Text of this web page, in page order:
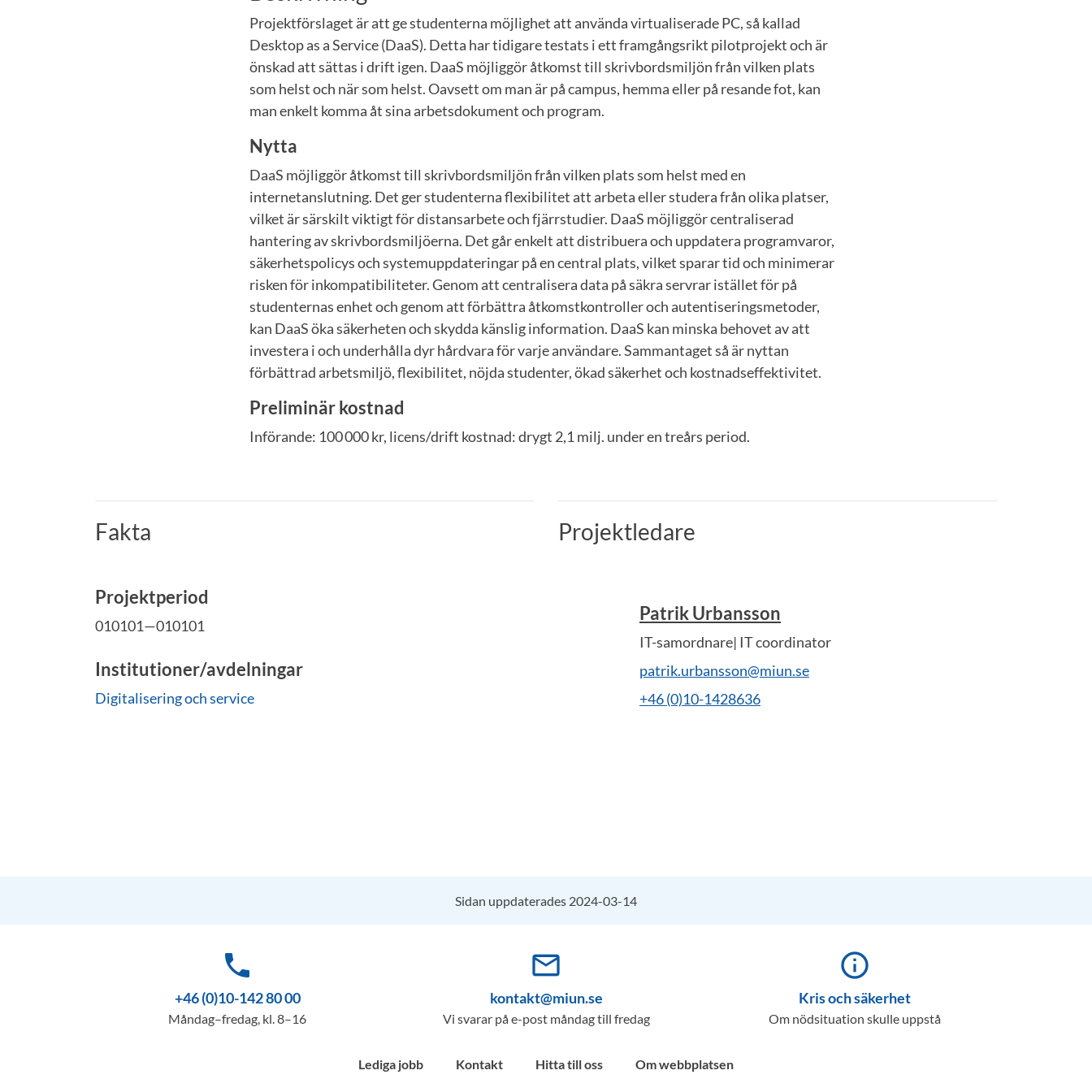
Projektförslaget är att ge studenterna möjlighet att använda virtualiserade PC, så kallad
Desktop as a Service (DaaS). Detta har tidigare testats i ett framgångsrikt pilotprojekt och är
önskad att sättas i drift igen. DaaS möjliggör åtkomst till skrivbordsmiljön från vilken plats
som helst och när som helst. Oavsett om man är på campus, hemma eller på resande fot, kan
man enkelt komma åt sina arbetsdokument och program.
Nytta
DaaS möjliggör åtkomst till skrivbordsmiljön från vilken plats som helst med en
internetanslutning. Det ger studenterna flexibilitet att arbeta eller studera från olika platser,
vilket är särskilt viktigt för distansarbete och fjärrstudier. DaaS möjliggör centraliserad
hantering av skrivbordsmiljöerna. Det går enkelt att distribuera och uppdatera programvaror,
säkerhetspolicys och systemuppdateringar på en central plats, vilket sparar tid och minimerar
risken för inkompatibiliteter. Genom att centralisera data på säkra servrar istället för på
studenternas enhet och genom att förbättra åtkomstkontroller och autentiseringsmetoder,
kan DaaS öka säkerheten och skydda känslig information. DaaS kan minska behovet av att
investera i och underhålla dyr hårdvara för varje användare. Sammantaget så är nyttan
förbättrad arbetsmiljö, flexibilitet, nöjda studenter, ökad säkerhet och kostnadseffektivitet.
Preliminär kostnad
Införande: 100 000 kr, licens/drift kostnad: drygt 2,1 milj. under en treårs period.
Fakta
Projektperiod
010101—010101
Institutioner/avdelningar
Digitalisering och service
Projektledare
Patrik Urbansson
IT-samordnare| IT coordinator
patrik.urbansson@miun.se
+46 (0)10-1428636
Sidan uppdaterades 2024-03-14
phone
+46 (0)10-142 80 00
Måndag–fredag, kl. 8–16
mail_outline
kontakt@miun.se
Vi svarar på e-post måndag till fredag
info_outline
Kris och säkerhet
Om nödsituation skulle uppstå
Lediga jobb Kontakt Hitta till oss Om webbplatsen